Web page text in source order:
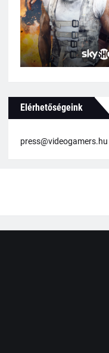
Elérhetőségeink
press@videogamers.hu